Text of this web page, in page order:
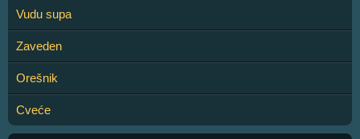
Vudu supa
Zaveden
Orešnik
Cveće